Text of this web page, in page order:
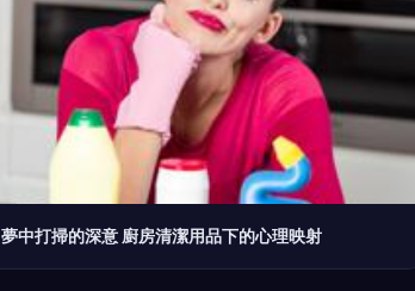
夢中打掃的深意 廚房清潔用品下的心理映射